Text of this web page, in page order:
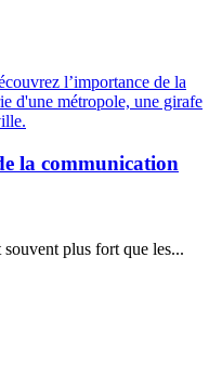
la communication
plus fort que les...